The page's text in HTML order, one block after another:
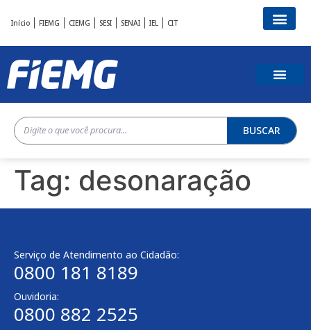
Início FIEMG CIEMG SESI SENAI IEL CIT
BUSCAR
Tag: desonaração
Serviço de Atendimento ao Cidadão:
0800 181 8189
Ouvidoria:
0800 882 2525